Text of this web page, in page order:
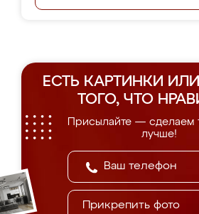
ЕСТЬ КАРТИНКИ
ТОГО, ЧТО
Присылайте — сделаем
лучше!
Прикрепить фото